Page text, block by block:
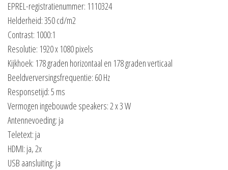
EPREL-registratienummer: 1110324
Helderheid: 350 cd/m2
Contrast: 1000:1
Resolutie: 1920 x 1080 pixels
Kijkhoek: 178 graden horizontaal en 178 graden verticaal
Beeldverversingsfrequentie: 60 Hz
Responsetijd: 5 ms
Vermogen ingebouwde speakers: 2 x 3 W
Antennevoeding: ja
Teletext: ja
HDMI: ja, 2x
USB aansluiting: ja